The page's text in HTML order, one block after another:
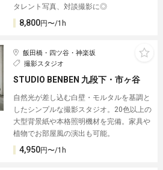
タレント写真、対談撮影に◎
8,800円〜/1h
飯田橋・四ツ谷・神楽坂
撮影スタジオ
STUDIO BENBEN 九段下・市ヶ谷
自然光が差し込む白壁・モルタルを基調と
したシンプルな撮影スタジオ。20色以上の
大型背景紙や本格照明機材を完備。家具や
植物でお部屋風の演出も可能。
4,950円〜/1h